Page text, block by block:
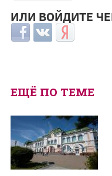
ИЛИ ВОЙДИТЕ
Login with Facebook
Login withLogin with
ЕЩЁ ПО ТЕМЕ